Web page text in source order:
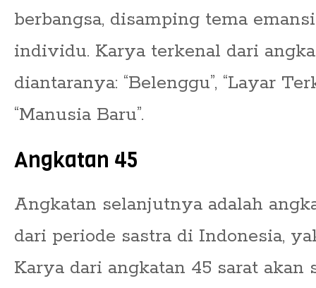
berbangsa, disamping tema
individu. Karya terkenal dari
diantaranya: “Belenggu”, “Layar
“Manusia Baru”.
Angkatan 45
Angkatan selanjutnya adalah
dari periode sastra di Indonesia,
Karya dari angkatan 45 sarat akan